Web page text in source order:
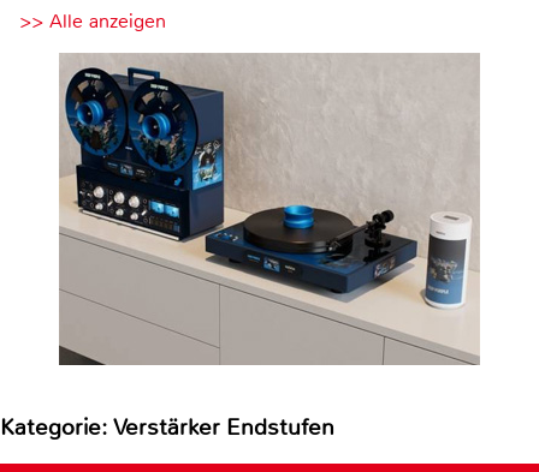
>> Alle anzeigen
Kategorie: Verstärker Endstufen